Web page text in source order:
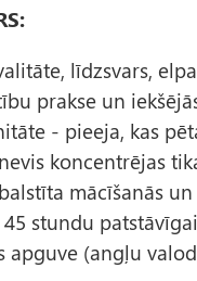
līdzsvars,
prakse un
- pieeja, kas
koncentrējas
mācīšanās
stundu
apguve (angļu